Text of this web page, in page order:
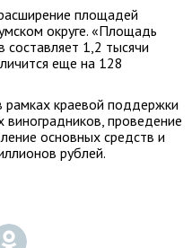
площадей
округе. «Площадь
составляет 1,2 тысячи
еще на 128
рамках краевой поддержки
виноградников, проведение
основных средств и
рублей.